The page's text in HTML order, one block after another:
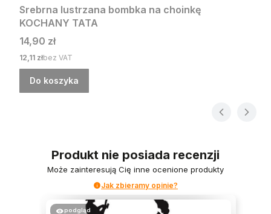
Srebrna lustrzana bombka na choinkę
KOCHANY TATA
Cena
14,90 zł
Cena
12,11 złbez VAT
Do koszyka
Produkt nie posiada recenzji
Może zainteresują Cię inne ocenione produkty
Jak zbieramy opinie?
podgląd